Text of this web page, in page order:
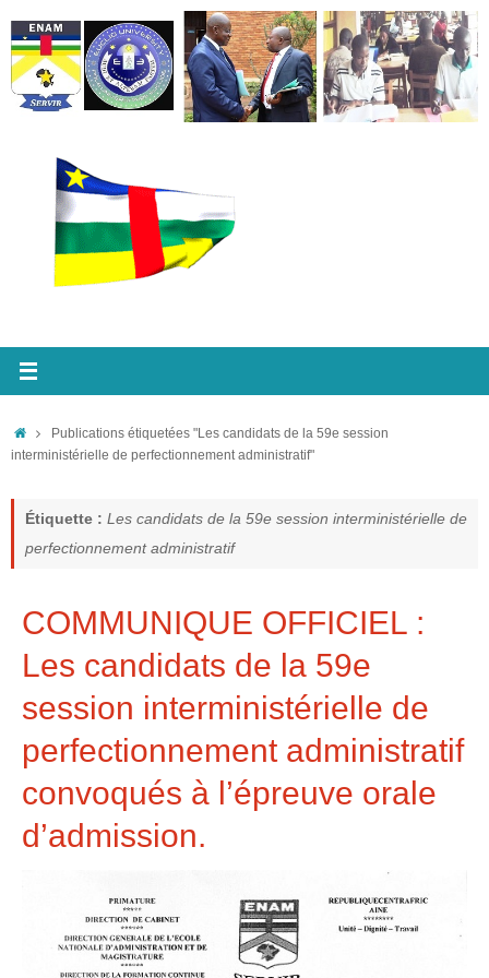
au
contenu
AccueilPublications étiquetées "Les candidats de la 59e session
interministérielle de perfectionnement administratif"
Étiquette : Les candidats de la 59e session interministérielle de
perfectionnement administratif
COMMUNIQUE OFFICIEL :
Les candidats de la 59e
session interministérielle de
perfectionnement administratif
convoqués à l’épreuve orale
d’admission.